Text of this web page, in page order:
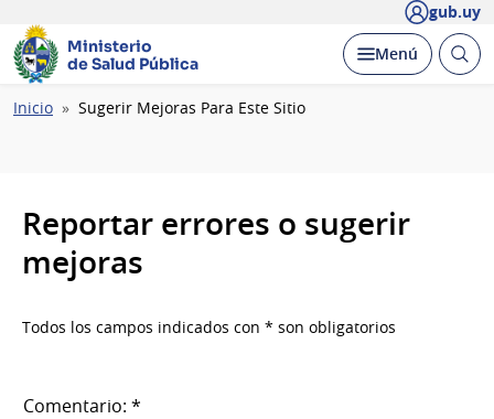
gub.uy
Ministerio
de Salud Pública
Desplegar
Menú Abrir
Ruta
Inicio Sugerir Mejoras Para Este Sitio
Reportar errores o sugerir
mejoras
Todos los campos indicados con * son obligatorios
Comentario: *